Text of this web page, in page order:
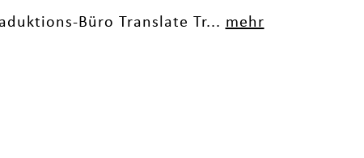
Büro Translate Tr... mehr